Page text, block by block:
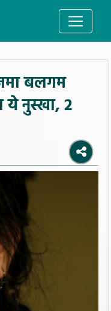
बलगम
ये नुस्खा, 2